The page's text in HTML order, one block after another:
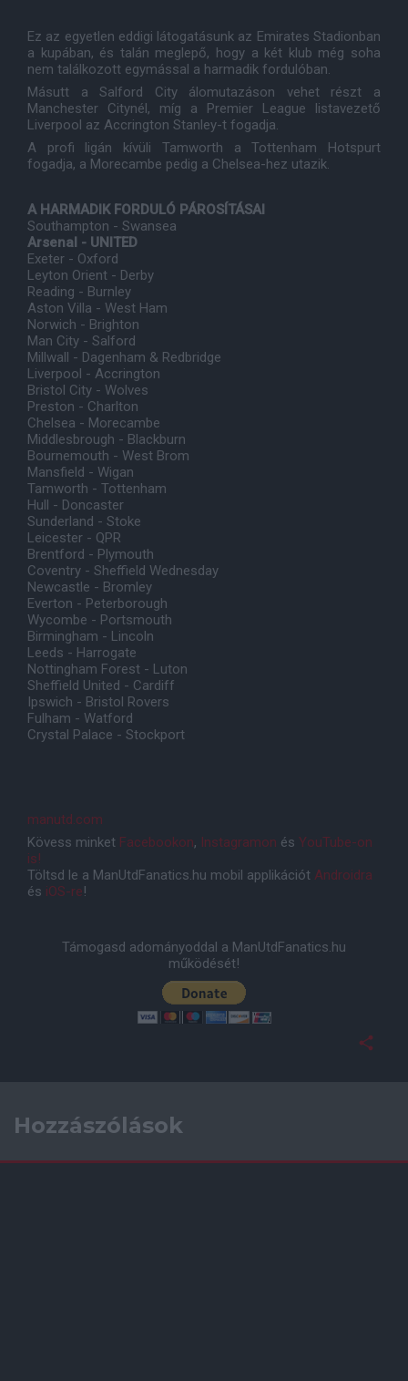
Ez az egyetlen eddigi látogatásunk az Emirates Stadionban
a kupában, és talán meglepő, hogy a két klub még soha
nem találkozott egymással a harmadik fordulóban.
Másutt a Salford City álomutazáson vehet részt a
Manchester Citynél, míg a Premier League listavezető
Liverpool az Accrington Stanley-t fogadja.
A profi ligán kívüli Tamworth a Tottenham Hotspurt
fogadja, a Morecambe pedig a Chelsea-hez utazik.
A HARMADIK FORDULÓ PÁROSÍTÁSAI
Southampton - Swansea
Arsenal - UNITED
Exeter - Oxford
Leyton Orient - Derby
Reading - Burnley
Aston Villa - West Ham
Norwich - Brighton
Man City - Salford
Millwall - Dagenham & Redbridge
Liverpool - Accrington
Bristol City - Wolves
Preston - Charlton
Chelsea - Morecambe
Middlesbrough - Blackburn
Bournemouth - West Brom
Mansfield - Wigan
Tamworth - Tottenham
Hull - Doncaster
Sunderland - Stoke
Leicester - QPR
Brentford - Plymouth
Coventry - Sheffield Wednesday
Newcastle - Bromley
Everton - Peterborough
Wycombe - Portsmouth
Birmingham - Lincoln
Leeds - Harrogate
Nottingham Forest - Luton
Sheffield United - Cardiff
Ipswich - Bristol Rovers
Fulham - Watford
Crystal Palace - Stockport
manutd.com
Kövess minket Facebookon, Instagramon és YouTube-on
is!
Töltsd le a ManUtdFanatics.hu mobil applikációt Androidra
és iOS-re!
Támogasd adományoddal a ManUtdFanatics.hu
működését!
Hozzászólások